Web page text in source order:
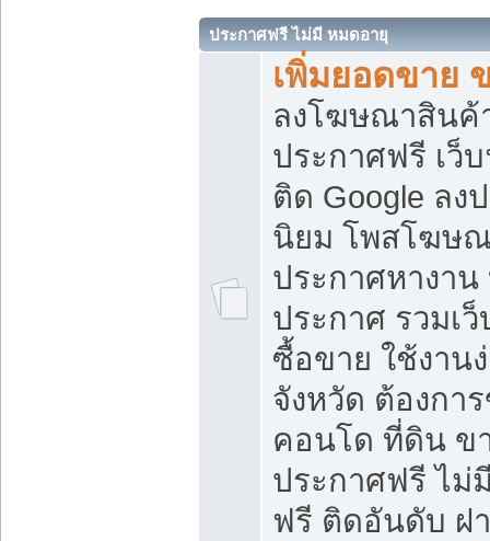
ประกาศฟรี ไม่มี หมดอายุ
เพิ่มยอดขาย
ลงโฆษณาสิน
ประกาศฟรี เว็
ติด Google ลง
นิยม โพสโฆษ
ประกาศหางาน
ประกาศ รวมเ
ซื้อขาย ใช้งาน
จังหวัด ต้องกา
คอนโด ที่ดิน ข
ประกาศฟรี ไม่
ฟรี ติดอันดับ ฝ